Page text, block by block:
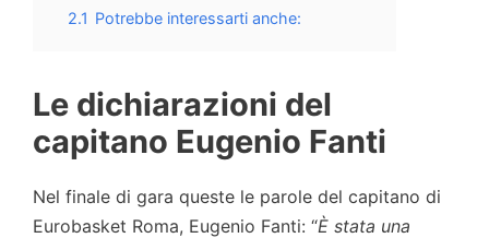
2.1 Potrebbe interessarti anche:
Le dichiarazioni del
capitano Eugenio Fanti
Nel finale di gara queste le parole del capitano di
Eurobasket Roma, Eugenio Fanti: “È stata una